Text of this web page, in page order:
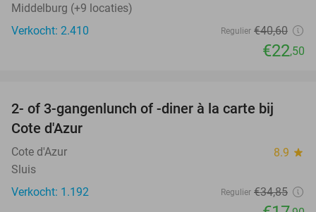
Middelburg (+9 locaties)
Verkocht: 2.410
Regulier €40,60
€22,50
49%
2- of 3-gangenlunch of -diner à la carte bij
Cote d'Azur
Cote d'Azur 8.9 star
Sluis
Verkocht: 1.192
Regulier €34,85